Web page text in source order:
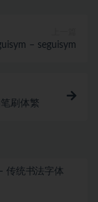
– seguisym
刷体繁
传统书法字体